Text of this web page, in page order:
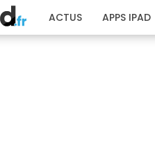
ACTUS APPS IPAD